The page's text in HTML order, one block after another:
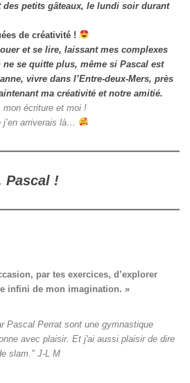
petits gâteaux, le lundi soir durant
de créativité !
et se lire, laissant mes complexes
ne se quitte plus, même si Pascal est
vivre dans l’Entre-deux-Mers, près
ma créativité et notre amitié.
mon écriture et moi !
j’en arriverais là…
Pascal !
par tes exercices, d’explorer
infini de mon imagination. »
Pascal Perrat sont une gymnastique
avec plaisir. Et j'ai aussi plaisir de dire
slam." J-L M